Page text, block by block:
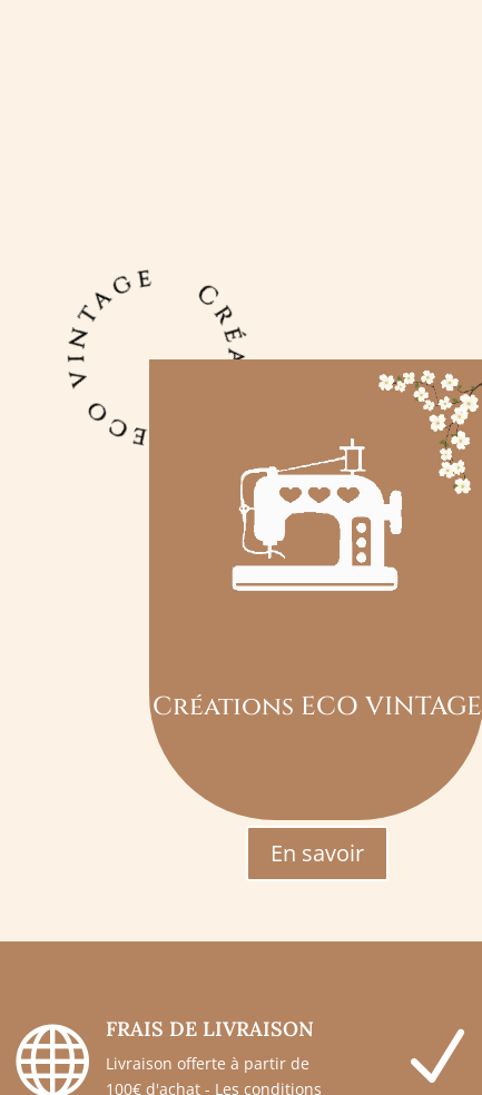
Créations ECO VINTAGE
En savoir
 FRAIS DE LIVRAISON
Livraison offerte à partir de
100€ d'achat - Les conditions
N